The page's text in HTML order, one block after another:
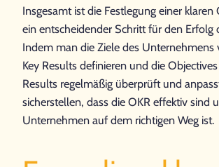
Insgesamt ist die Festlegung einer klaren
ein entscheidender Schritt für den Erfolg
Indem man die Ziele des Unternehmens
Key Results definieren und die
Results regelmäßig überprüft und
sicherstellen, dass die OKR effektiv sind
Unternehmen auf dem richtigen Weg ist.